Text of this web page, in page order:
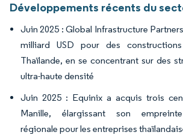
Développements récents du
Juin 2025 : Global Infrastructure
milliard USD pour des
Thaïlande, en se concentrant sur des
ultra-haute densité
Juin 2025 : Equinix a acquis trois
Manille, élargissant son
régionale pour les entreprises